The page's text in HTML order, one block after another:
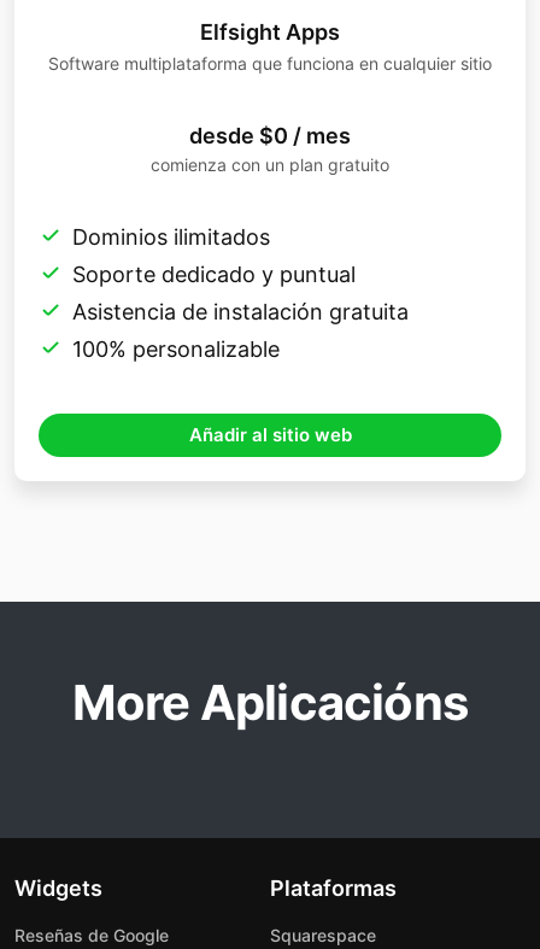
Elfsight Apps
Software multiplataforma que funciona en cualquier sitio
desde $0 / mes
comienza con un plan gratuito
Dominios ilimitados
Soporte dedicado y puntual
Asistencia de instalación gratuita
100% personalizable
Añadir al sitio web
More Aplicacións
Widgets
Reseñas de Google
Plataformas
Squarespace